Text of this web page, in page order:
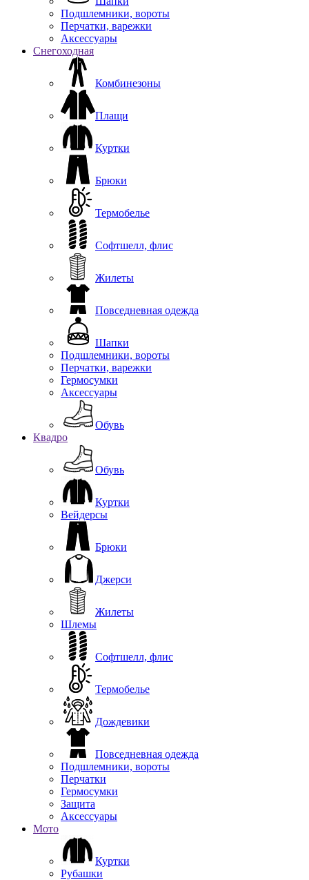
Подшлемники, вороты
Перчатки, варежки
Аксессуары
Снегоходная
Комбинезоны
Плащи
Куртки
Брюки
Термобелье
Софтшелл, флис
Жилеты
Повседневная одежда
Шапки
Подшлемники, вороты
Перчатки, варежки
Гермосумки
Аксессуары
Обувь
Квадро
Обувь
Куртки
Вейдерсы
Брюки
Джерси
Жилеты
Шлемы
Софтшелл, флис
Термобелье
Дождевики
Повседневная одежда
Подшлемники, вороты
Перчатки
Гермосумки
Защита
Аксессуары
Мото
Куртки
Рубашки